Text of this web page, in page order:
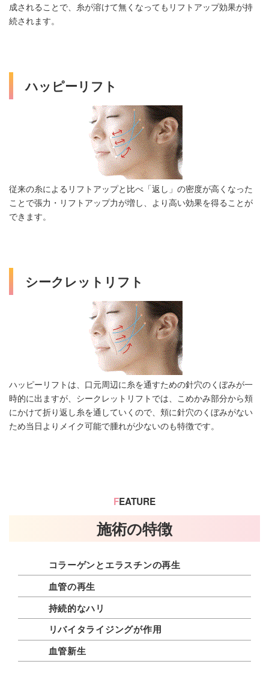
成されることで、糸が溶けて無くなってもリフトアップ効果が持
続されます。
ハッピーリフト
従来の糸によるリフトアップと比べ「返し」の密度が高くなった
ことで張力・リフトアップ力が増し、より高い効果を得ることが
できます。
シークレットリフト
ハッピーリフトは、口元周辺に糸を通すための針穴のくぼみが一
時的に出ますが、シークレットリフトでは、こめかみ部分から頬
にかけて折り返し糸を通していくので、頬に針穴のくぼみがない
ため当日よりメイク可能で腫れが少ないのも特徴です。
FEATURE
施術の特徴
コラーゲンとエラスチンの再生
血管の再生
持続的なハリ
リバイタライジングが作用
血管新生